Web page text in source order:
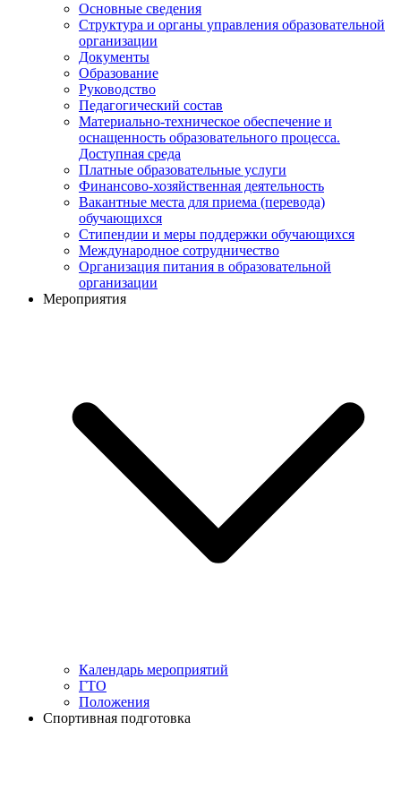
Основные сведения
Структура и органы управления образовательной
организации
Документы
Образование
Руководство
Педагогический состав
Материально-техническое обеспечение и
оснащенность образовательного процесса.
Доступная среда
Платные образовательные услуги
Финансово-хозяйственная деятельность
Вакантные места для приема (перевода)
обучающихся
Стипендии и меры поддержки обучающихся
Международное сотрудничество
Организация питания в образовательной
организации
Мероприятия
Календарь мероприятий
ГТО
Положения
Спортивная подготовка